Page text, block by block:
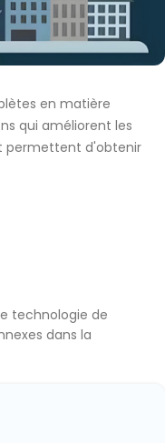
en matière
qui améliorent les
permettent d'obtenir
technologie de
dans la